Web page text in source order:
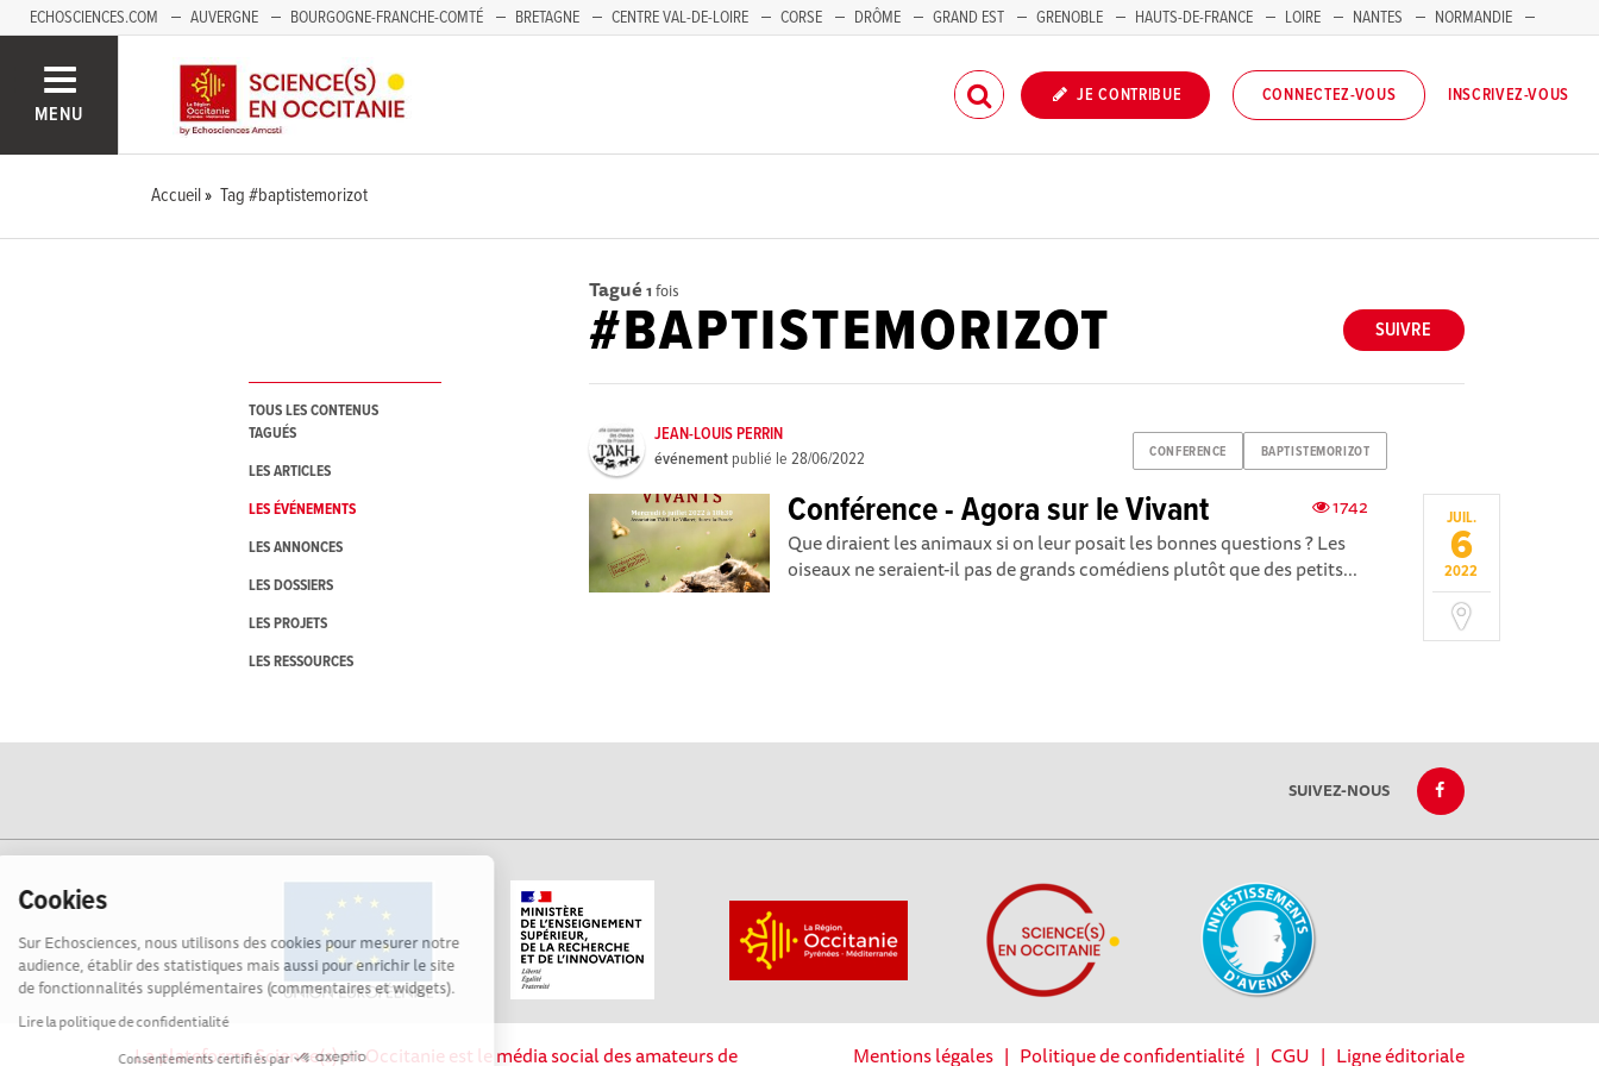
Cookies
Sur Echosciences, nous utilisons des cookies pour mesurer notre
audience, établir des statistiques mais aussi pour enrichir le site
de fonctionnalités supplémentaires (commentaires et widgets).
Lire la politique de confidentialité
Consentements certifiés par
ECHOSCIENCES.COM AUVERGNE BOURGOGNE-FRANCHE-COMTÉ BRETAGNE CENTRE VAL-DE-LOIRE CORSE DRÔME GRAND EST GRENOBLE HAUTS-DE-FRANCE LOIRE NANTES
NORMANDIE
MENU
JE CONTRIBUE CONNECTEZ-VOUS INSCRIVEZ-VOUS
Accueil Tag #baptistemorizot
TOUS LES CONTENUS
TAGUÉS
LES ARTICLES
LES ÉVÉNEMENTS
LES ANNONCES
LES DOSSIERS
LES PROJETS
LES RESSOURCES
Tagué 1 fois
SUIVRE
#BAPTISTEMORIZOT
CONFERENCE BAPTISTEMORIZOT
JEAN-LOUIS PERRIN
événement publié le28/06/2022
JUIL.
6
2022
1742
Conférence - Agora sur le Vivant
Que diraient les animaux si on leur posait les bonnes questions ? Les
oiseaux ne seraient-il pas de grands comédiens plutôt que des petits...
SUIVEZ-NOUS
La plateforme Science(s) en Occitanie est le média social des amateurs de Mentions légales| Politique de confidentialité| CGU | Ligne éditoriale